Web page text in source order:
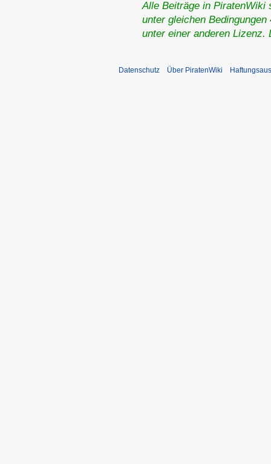
Alle Beiträge in PiratenWiki
unter gleichen
unter einer anderen
Datenschutz Über PiratenWiki